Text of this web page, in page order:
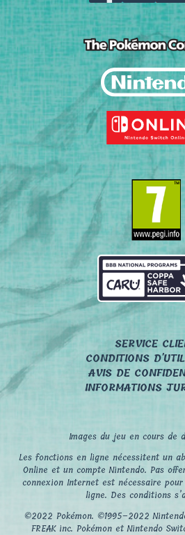
SERVICE
CONDITIONS
AVIS DE
INFORMATIONS
Images du jeu en cours de
Les fonctions en ligne nécessitent un
Online et un compte Nintendo. Pas
connexion Internet est nécessaire
ligne. Des conditions
©2022 Pokémon. ©1995–2022
FREAK inc. Pokémon et Nintendo